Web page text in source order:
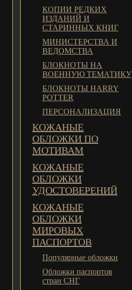
КОПИИ РЕДКИХ
ИЗДАНИЙ И
СТАРИННЫХ КНИГ
МИНИСТЕРСТВА И
ВЕДОМСТВА
БЛОКНОТЫ НА
ВОЕННУЮ ТЕМАТИКУ
БЛОКНОТЫ HARRY
POTTER
ПЕРСОНАЛИЗАЦИЯ
КОЖАНЫЕ
ОБЛОЖКИ ПО
МОТИВАМ
КОЖАНЫЕ
ОБЛОЖКИ
УДОСТОВЕРЕНИЙ
КОЖАНЫЕ
ОБЛОЖКИ
МИРОВЫХ
ПАСПОРТОВ
Популярные обложки
Обложки паспортов
стран СНГ